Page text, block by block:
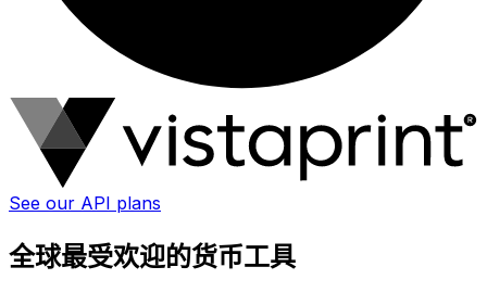
See our API plans
全球最受欢迎的货币工具